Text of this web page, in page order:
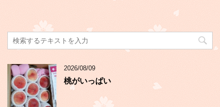
2026/08/09
桃がいっぱい